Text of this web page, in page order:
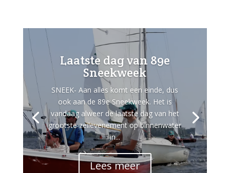
Laatste dag van 89e
Sneekweek
SNEEK- Aan alles komt een einde, dus
ook aan de 89e Sneekweek. Het is
vandaag alweer de laatste dag van het
grootste zeilevenement op binnenwater
in...
Lees meer